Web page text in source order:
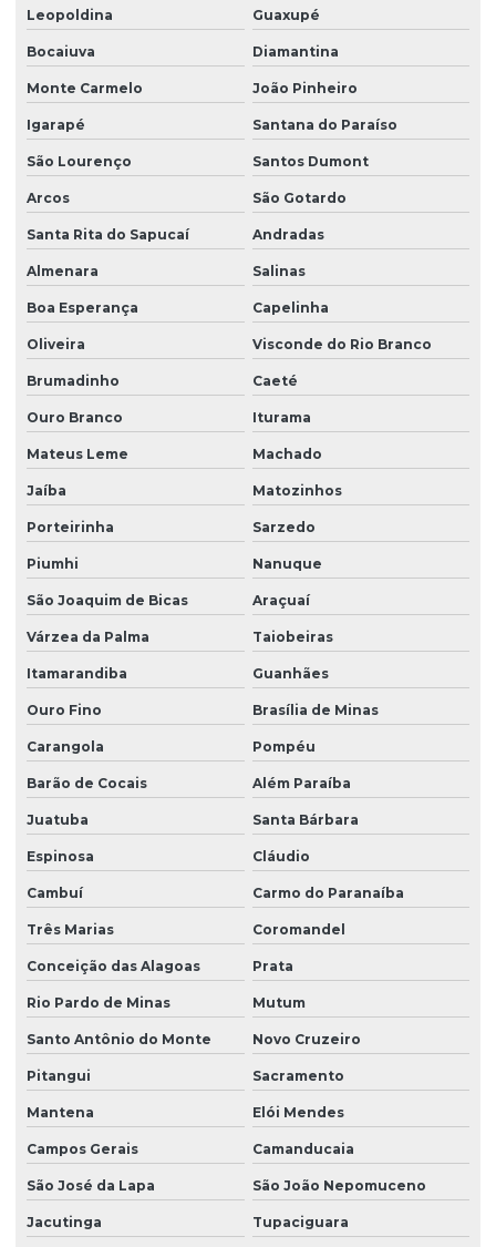
Leopoldina Guaxupé
Bocaiuva Diamantina
Monte Carmelo João Pinheiro
Igarapé Santana do Paraíso
São Lourenço Santos Dumont
Arcos São Gotardo
Santa Rita do Sapucaí Andradas
Almenara Salinas
Boa Esperança Capelinha
Oliveira Visconde do Rio Branco
Brumadinho Caeté
Ouro Branco Iturama
Mateus Leme Machado
Jaíba Matozinhos
Porteirinha Sarzedo
Piumhi Nanuque
São Joaquim de Bicas Araçuaí
Várzea da Palma Taiobeiras
Itamarandiba Guanhães
Ouro Fino Brasília de Minas
Carangola Pompéu
Barão de Cocais Além Paraíba
Juatuba Santa Bárbara
Espinosa Cláudio
Cambuí Carmo do Paranaíba
Três Marias Coromandel
Conceição das Alagoas Prata
Rio Pardo de Minas Mutum
Santo Antônio do Monte Novo Cruzeiro
Pitangui Sacramento
Mantena Elói Mendes
Campos Gerais Camanducaia
São José da Lapa São João Nepomuceno
Jacutinga Tupaciguara